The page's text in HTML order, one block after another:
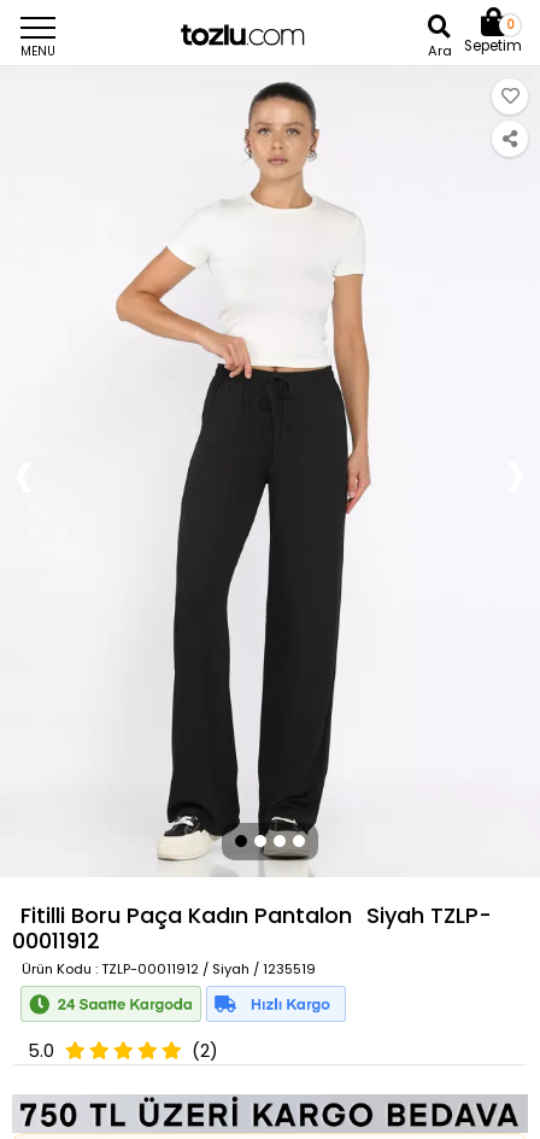
MENU Ara
0
Sepetim
Fitilli Boru Paça Kadın Pantalon Siyah TZLP-
00011912
Ürün Kodu : TZLP-00011912 / Siyah / 1235519
5.0 (2)